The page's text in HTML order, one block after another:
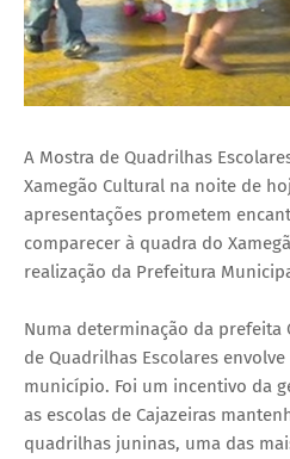
A Mostra de Quadrilhas
Xamegão Cultural na noite de
apresentações prometem
comparecer à quadra do
realização da Prefeitura
Numa determinação da prefeita
de Quadrilhas Escolares
município. Foi um incentivo da
as escolas de Cajazeiras
quadrilhas juninas, uma das